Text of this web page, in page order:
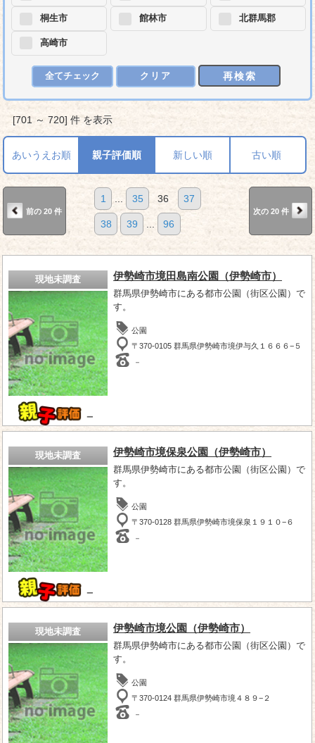
桐生市
高崎市
館林市 北群馬郡
全てチェック クリア 再検索
[701 ～ 720] 件 を表示
あいうえお順 親子評価順 新しい順 古い順
前の 20 件
1 35 36 37
38 39 96
次の 20 件
現地未調査
－
伊勢崎市境田島南公園（伊勢崎市）
群馬県伊勢崎市にある都市公園（街区公園）で
す。
公園
〒370-0105 群馬県伊勢崎市境伊与久１６６６−５
－
現地未調査
－
伊勢崎市境保泉公園（伊勢崎市）
群馬県伊勢崎市にある都市公園（街区公園）で
す。
公園
〒370-0128 群馬県伊勢崎市境保泉１９１０−６
－
現地未調査 伊勢崎市境公園（伊勢崎市）
群馬県伊勢崎市にある都市公園（街区公園）で
す。
公園
〒370-0124 群馬県伊勢崎市境４８９−２
－